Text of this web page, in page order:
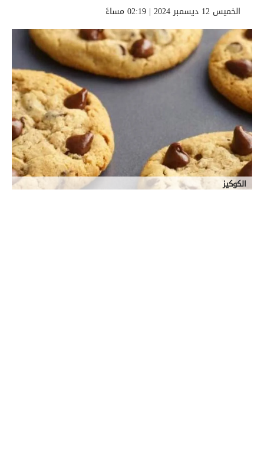
الخميس 12 ديسمبر 2024 | 02:19 مساءً
الكوكيز